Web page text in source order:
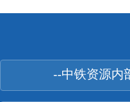
--中铁资源内